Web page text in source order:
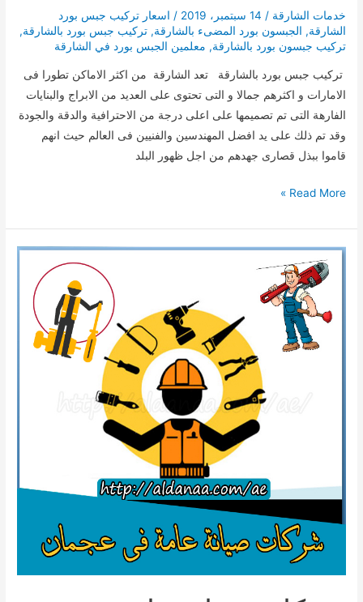
خدمات الشارقة / 14 سبتمبر، 2019 / اسعار تركيب جبس بورد
الشارقة, الجبسون بورد المضىء بالشارقة,تركيب جبس بورد بالشارقة,
تركيب جبسون بورد بالشارقة, معلمين الجبس بورد في الشارقة
تركيب جبس بورد بالشارقة تعد الشارقة من اكثر الاماكن تطورا فى
الامارات و اكثرهم جمالا و التى تحتوى على العديد من الابراج والبنايات
الفارهة التى تم تصميمها على اعلى درجة من الاحترافية والدقة والجودة
وقد تم ذلك على يد افضل المهندسين والفنيين فى العالم حيث انهم
قاموا ببذل قصارى جهدهم من اجل ظهور البلد
تركيب
بورد
بالشارقة
للايجار
Read More »